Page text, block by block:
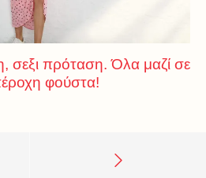
σεξι πρόταση. Όλα μαζί σε
φούστα!